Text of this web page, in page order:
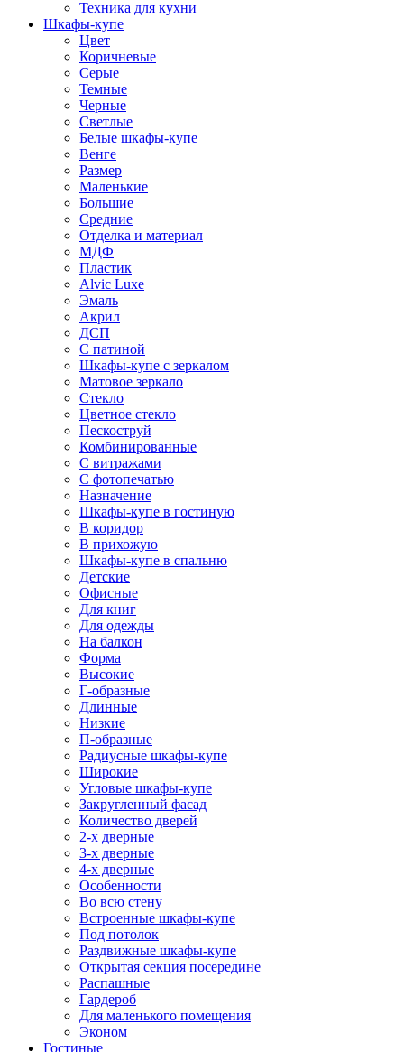
Техника для кухни
Шкафы-купе
Цвет
Коричневые
Серые
Темные
Черные
Светлые
Белые шкафы-купе
Венге
Размер
Маленькие
Большие
Средние
Отделка и материал
МДФ
Пластик
Alvic Luxe
Эмаль
Акрил
ДСП
С патиной
Шкафы-купе с зеркалом
Матовое зеркало
Стекло
Цветное стекло
Пескоструй
Комбинированные
С витражами
С фотопечатью
Назначение
Шкафы-купе в гостиную
В коридор
В прихожую
Шкафы-купе в спальню
Детские
Офисные
Для книг
Для одежды
На балкон
Форма
Высокие
Г-образные
Длинные
Низкие
П-образные
Радиусные шкафы-купе
Широкие
Угловые шкафы-купе
Закругленный фасад
Количество дверей
2-х дверные
3-х дверные
4-х дверные
Особенности
Во всю стену
Встроенные шкафы-купе
Под потолок
Раздвижные шкафы-купе
Открытая секция посередине
Распашные
Гардероб
Для маленького помещения
Эконом
Гостиные